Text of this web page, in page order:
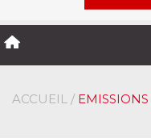
ACCUEIL / EMISSIONS